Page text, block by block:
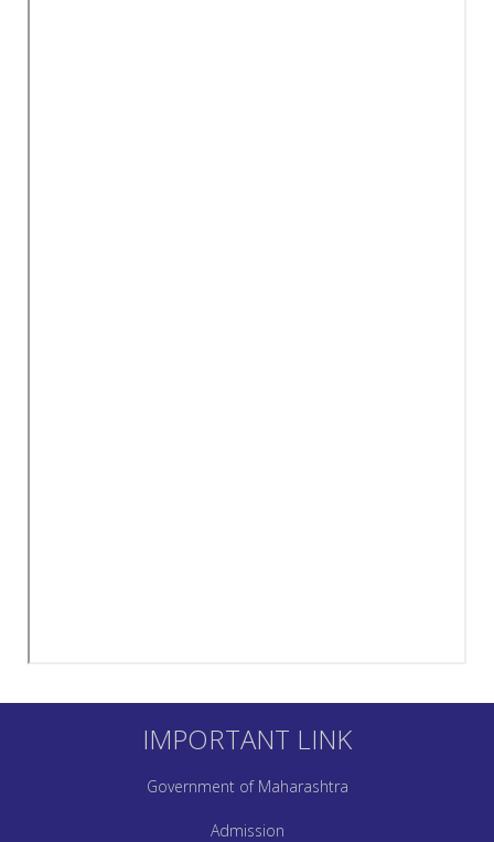
IMPORTANT LINK
Government of Maharashtra
Admission